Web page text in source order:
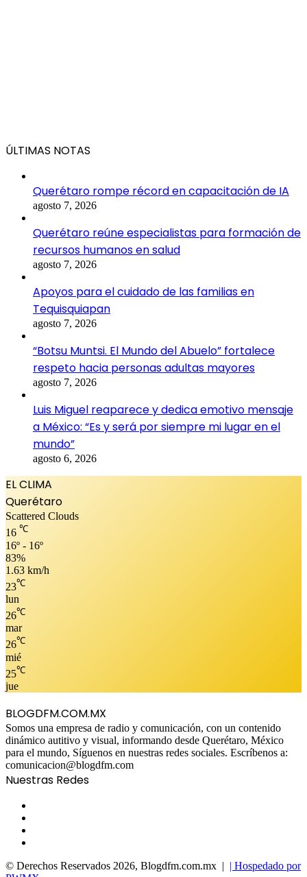
ÚLTIMAS NOTAS
Querétaro rompe récord en capacitación de IA
agosto 7, 2026
Querétaro reúne especialistas para formación de
recursos humanos en salud
agosto 7, 2026
Apoyos para el cuidado de las familias en
Tequisquiapan
agosto 7, 2026
“Botsu Muntsi. El Mundo del Abuelo” fortalece
respeto hacia personas adultas mayores
agosto 7, 2026
Luis Miguel reaparece y dedica emotivo mensaje
a México: “Es y será por siempre mi lugar en el
mundo”
agosto 6, 2026
EL CLIMA
Querétaro
Scattered Clouds
16 ℃
16º - 16º
83%
1.63 km/h
23℃
lun
26℃
mar
26℃
mié
25℃
jue
BLOGDFM.COM.MX
Somos una empresa de radio y comunicación, con un contenido
dinámico autitivo y visual, informando desde Querétaro, México
para el mundo, Síguenos en nuestras redes sociales. Escríbenos a:
comunicacion@blogdfm.com
Nuestras Redes
© Derechos Reservados 2026, Blogdfm.com.mx | | Hospedado por